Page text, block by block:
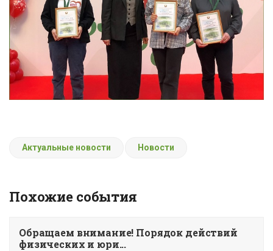
Актуальные новости Новости
Похожие события
Обращаем внимание! Порядок действий
физических и юри...